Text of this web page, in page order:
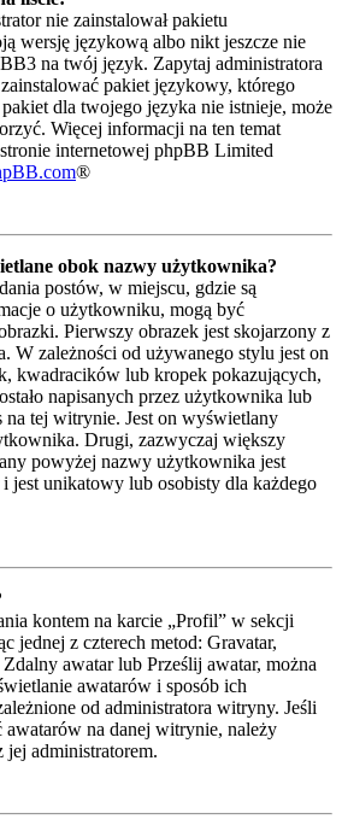
nie zainstalował pakietu
wersję językową albo nikt jeszcze nie
na twój język. Zapytaj administratora
pakiet językowy, którego
dla twojego języka nie istnieje, może
Więcej informacji na ten temat
internetowej phpBB Limited
®
obok nazwy użytkownika?
postów, w miejscu, gdzie są
o użytkowniku, mogą być
Pierwszy obrazek jest skojarzony z
W zależności od używanego stylu jest on
kwadracików lub kropek pokazujących,
napisanych przez użytkownika lub
na tej witrynie. Jest on wyświetlany
Drugi, zazwyczaj większy
powyżej nazwy użytkownika jest
jest unikatowy lub osobisty dla każdego
kontem na karcie „Profil” w sekcji
jednej z czterech metod: Gravatar,
awatar lub Prześlij awatar, można
awatarów i sposób ich
od administratora witryny. Jeśli
awatarów na danej witrynie, należy
jej administratorem.